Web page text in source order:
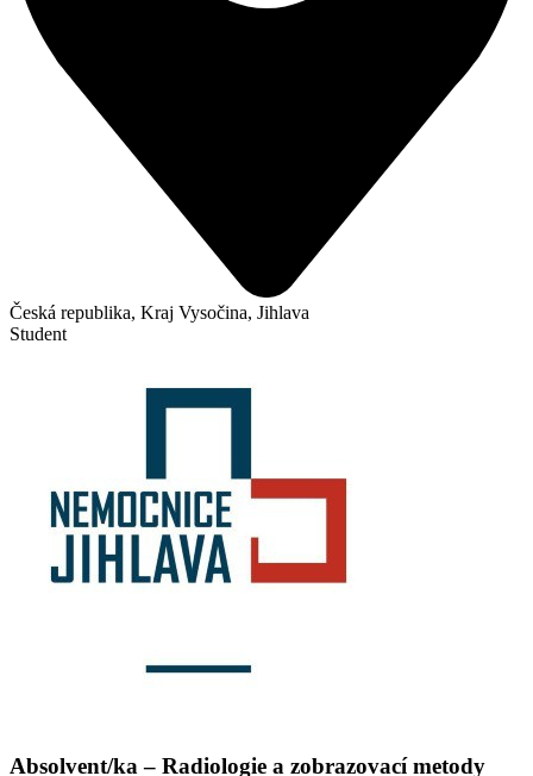
Česká republika, Kraj Vysočina, Jihlava
Student
Absolvent/ka – Radiologie a zobrazovací metody